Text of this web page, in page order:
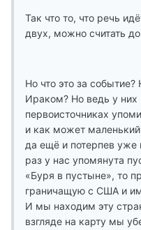
Так что то, что речь
двух, можно считать
Но что это за
Ираком? Но ведь у них
первоисточниках
и как может
да ещё и потерпев
раз у нас упомянута
«Буря в пустыне», то
граничащую с США и
И мы находим эту
взгляде на карту мы